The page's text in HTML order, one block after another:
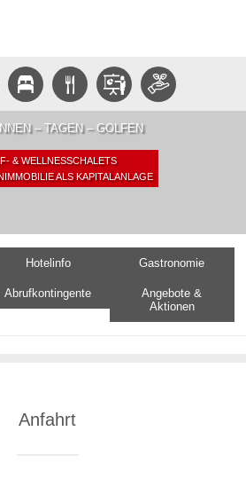
– TAGEN – GOLFEN
& WELLNESSCHALETS
ALS KAPITALANLAGE
Hotelinfo Gastronomie
Abrufkontingente
Angebote &
Aktionen
Anfahrt